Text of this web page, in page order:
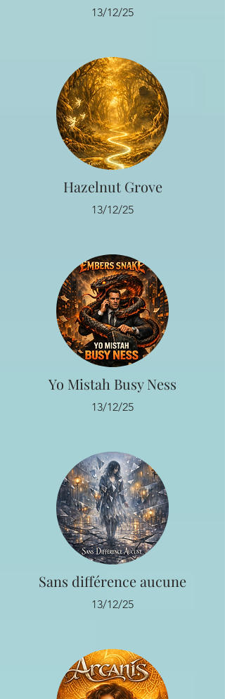
13/12/25
Hazelnut Grove
13/12/25
Yo Mistah Busy Ness
13/12/25
Sans différence aucune
13/12/25